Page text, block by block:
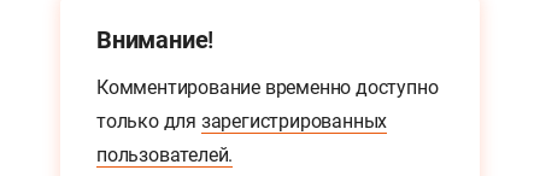
Внимание!
Комментирование временно доступно
только для зарегистрированных
пользователей.